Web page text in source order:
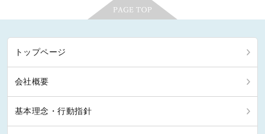
トップページ
会社概要
基本理念・行動指針